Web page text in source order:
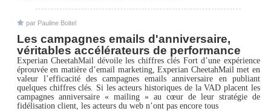
par Pauline Boitel
Les campagnes emails d'anniversaire,
véritables accélérateurs de performance
Experian CheetahMail dévoile les chiffres clés Fort d’une expérience
éprouvée en matière d’email marketing, Experian CheetahMail met en
valeur l’efficacité des campagnes emails anniversaire en publiant
quelques chiffres clés. Si les acteurs historiques de la VAD placent les
campagnes anniversaire « mailing » au cœur de leur stratégie de
fidélisation client, les acteurs du web n’ont pas encore tous